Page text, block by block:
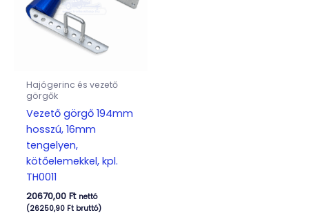
Hajógerinc és vezető
görgők
Vezető görgő 194mm
hosszú, 16mm
tengelyen,
kötőelemekkel, kpl.
TH0011
20670,00 Ft nettó
(26250,90 Ftbruttó)